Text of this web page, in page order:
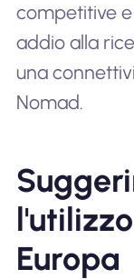
competitive
addio alla
una
Nomad.
Europa